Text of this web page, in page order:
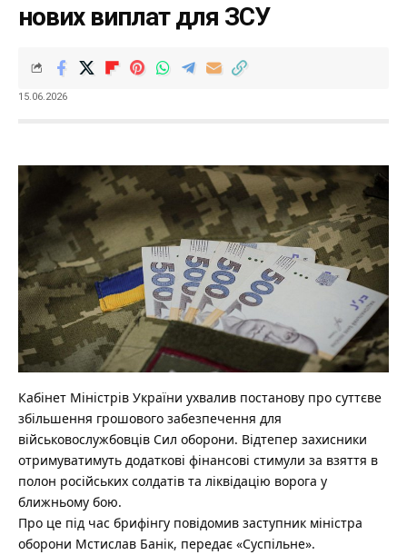
нових виплат для ЗСУ
15.06.2026
Кабінет Міністрів України ухвалив постанову про суттєве
збільшення грошового забезпечення для
військовослужбовців Сил оборони. Відтепер захисники
отримуватимуть додаткові фінансові стимули за взяття в
полон російських солдатів та ліквідацію ворога у
ближньому бою.
Про це під час брифінгу повідомив заступник міністра
оборони Мстислав Банік, передає «Суспільне».